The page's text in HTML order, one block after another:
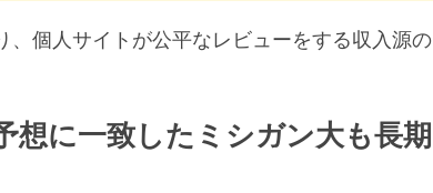
個人サイトが公平なレビューをする収入源の
想に一致したミシガン大も長期